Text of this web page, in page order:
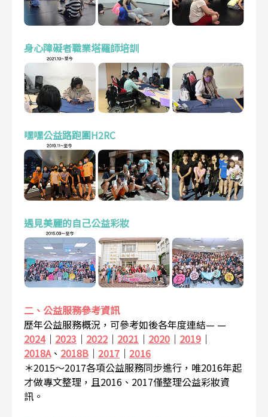
身心障礙者職業塔羅師培訓
嘿嘿公益路跑團H2RC
遇見美麗的自己公益彩妝
二、公益服務參考資訊
歷年公益服務概況，可參考如後各年度連結— —
2024｜ 2023 ｜ 2022 ｜ 2021 ｜ 2020 ｜ 2019 ｜
2018A、 2018B ｜ 2017 ｜ 2016
＊2015～2017各項公益服務同步進行，唯2016年起
才做專文整理，且2016、2017僅整理公益彩妝資
訊。